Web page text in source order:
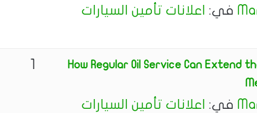
في: اعلانات تأمين السيارات
How Regular Oil Service Can Extend
في: اعلانات تأمين السيارات